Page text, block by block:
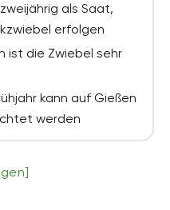
als Saat,
erfolgen
ist die Zwiebel sehr
kann auf Gießen
werden